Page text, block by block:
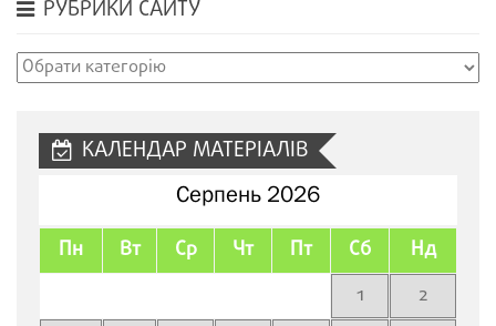
РУБРИКИ САЙТУ
Рубрики
КАЛЕНДАР МАТЕРІАЛІВ
Серпень 2026
Пн Вт Ср Чт Пт Сб Нд
1
2